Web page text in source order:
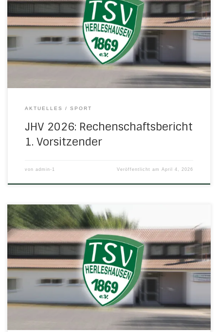
ordentlichen Mitgliederversammlung begrüßen zu dürfen!
Und wie immer möchte ich eines wieder an allererste
Stelle meines Rechenschaftsberichts sagen: Einen ganz
HERZLICHEN DANK an meine Vorstandskolleginnen und
Vorstandskollegen sowie das Event- und das
Öffentlichkeitsteam, den Archivausschuss, an die
Abteilungsleiterinnen und […]
AKTUELLES SPORT
JHV 2026: Rechenschaftsbericht
1. Vorsitzender
von admin-1 Veröffentlicht amApril 4, 2026
Protokoll der Ordentlichen Mitgliederversammlung (JHV)
vom 7. März 2026 1. Vorsitzender Ronny Schlägel eröffnet
um 19.46 Uhr die Versammlung. Es sind 35
stimmberechtigte Mitglieder anwesend. Ronny Schlägel
begrüßt alle erschienenen Mitglieder, besonders die
anwesenden ehemaligen Vorsitzenden Gerhard Biehl und
Klaus-Peter Brill. Außerdem begrüßt er Bürgermeisterin
Carolin Gisselmann und den Fraktionsvorsitzenden […]